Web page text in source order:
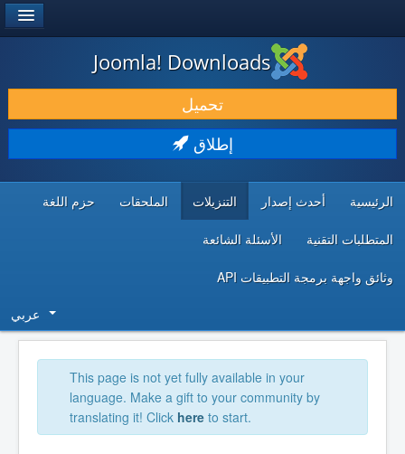
حمل & ومدد
اكتشف & تعلم
Joomla! Downloads
تحميل
إطلاق
الرئيسية أحدث إصدار التنزيلات الملحقات حزم اللغة
المتطلبات التقنية الأسئلة الشائعة
وثائق واجهة برمجة التطبيقات API
عربي
This page is not yet fully available in your
language. Make a gift to your community by
translating it! Click here to start.